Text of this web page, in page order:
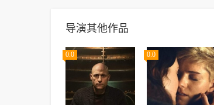
导演其他作品
0.0 0.0